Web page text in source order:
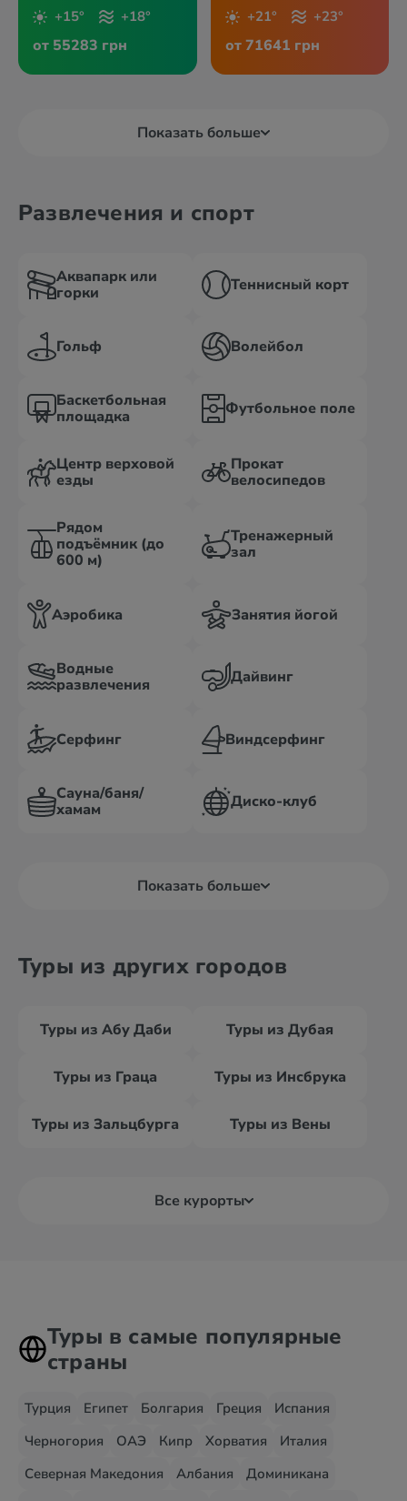
+15° +18°
от 55283 грн
+21° +23°
от 71641 грн
Показать больше
Развлечения и спорт
Аквапарк или
горки
Теннисный корт
Гольф Волейбол
Баскетбольная
площадка
Футбольное поле
Центр верховой
езды
Прокат
велосипедов
Рядом
подъёмник (до
600 м)
Тренажерный
зал
Аэробика Занятия йогой
Водные
развлечения
Дайвинг
Серфинг Виндсерфинг
Сауна/баня/
хамам
Диско-клуб
Показать больше
Туры из других городов
Туры из Абу Даби Туры из Дубая
Туры из Граца Туры из Инсбрука
Туры из Зальцбурга Туры из Вены
Все курорты
Туры в самые популярные
страны
Турция Египет Болгария Греция
Испания
Черногория
ОАЭ Кипр Хорватия
Италия
Северная Македония
Албания
Доминикана